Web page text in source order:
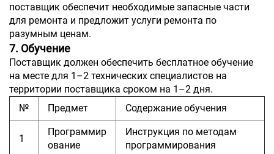
поставщик обеспечит необходимые запасные части
для ремонта и предложит услуги ремонта по
разумным ценам.
7. Обучение
Поставщик должен обеспечить бесплатное обучение
на месте для 1–2 технических специалистов на
территории поставщика сроком на 1–2 дня.
№
Предмет Содержание обучения
1
Программир
ование
Инструкция по методам
программирования